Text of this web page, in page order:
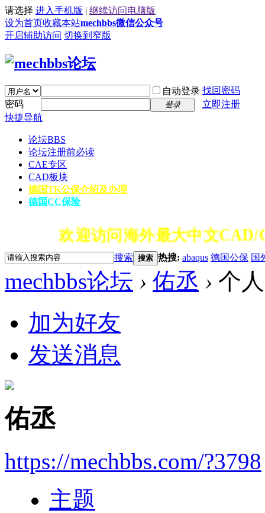
请选择 进入手机版 | 继续访问电脑版
设为首页收藏本站mechbbs微信公众号
开启辅助访问 切换到窄版
自动登录 找回密码
密码
登录
立即注册
快捷导航
论坛BBS
论坛注册前必读
CAE专区
CAD板块
德国TK公保介绍及办理
德国CC保险
欢迎访问海外最大中文CAD/
搜索 搜索 热搜: abaqus 德国公保 国
mechbbs论坛 › 佑丞 › 个
加为好友
发送消息
佑丞
https://mechbbs.com/?3798
主题